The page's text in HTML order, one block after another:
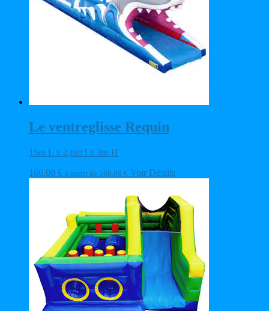
Le ventreglisse Requin
15m L x 2,6m l x 3m H
166,00 € à partir de 166,00 € Voir Détails